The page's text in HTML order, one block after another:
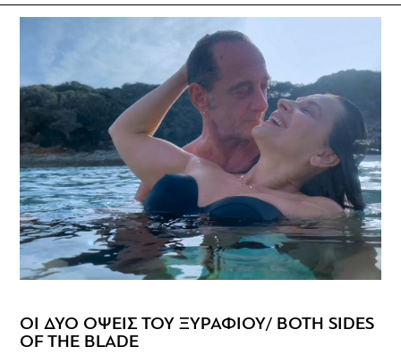
ΟΙ ΔΥΟ ΟΨΕΙΣ ΤΟΥ ΞΥΡΑΦΙΟΥ/ BOTH SIDES
OF THE BLADE